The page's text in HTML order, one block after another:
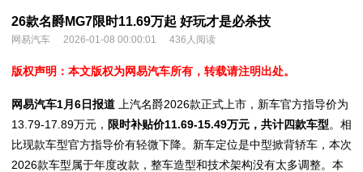
26款名爵MG7限时11.69万起 好玩才是必杀技
网易汽车 2026-01-08 00:00:01 436人阅读
版权声明：本文版权为网易汽车所有，转载请注明出处。
网易汽车1月6日报道
上汽名爵2026款正式上市，新车官方指导价为
13.79-17.89万元， 限时补贴价11.69-15.49万元，共计四款车型。相
比现款车型官方指导价有轻微下降。新车定位是中型掀背轿车，本次
2026款车型属于年度改款，整车造型和技术架构没有太多调整。本